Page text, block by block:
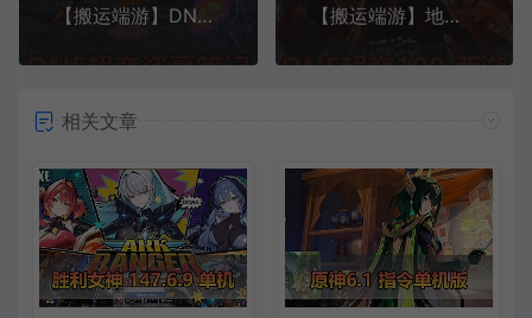
【搬运端游】DNF地下城与勇士单机超变版盗墓笔记100级GM后台视频安装教程
【搬运端游】地下城与勇士DNF超变100级西游九九八十一难GM后台视频安装教程
相关文章